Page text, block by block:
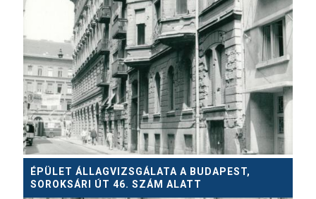
ÉPÜLET ÁLLAGVIZSGÁLATA A BUDAPEST,
SOROKSÁRI ÚT 46. SZÁM ALATT